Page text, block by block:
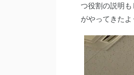
つ役割の説明
がやってきたよ